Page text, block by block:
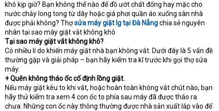
khô kịp giờ? Bạn không thể nào để đồ ướt chất đống hay mặc cho
nước chảy long tong từ dây hoặc giá phơi quần áo xuống sàn nhà
được phải không? Thợsửa máy giặt lg tại Đà Nẵngchia sẻ nguyên
nhân tại sao máy giặt vắt không khô
Tại sao máy giặt vắt không khô?
Có nhiều lí do khiến máy giặt nhà bạn không vắt. Dưới đây là 5 vấn đề
thường gặp và giải pháp – bạn hãy kiểm tra kĩ trước khi gọi thợ sửa
máy:
+ Quên không tháo ốc cố định lồng giặt.
Nếu máy giặt kêu to khi vắt, hoặc hoàn toàn không vắt chút nào, bạn
hãy thử kiểm tra xem 4 con ốc to phía sau máy đã được tháo ra
chưa. Những con ốc này thông thường được nhà sản xuất lắp vào để